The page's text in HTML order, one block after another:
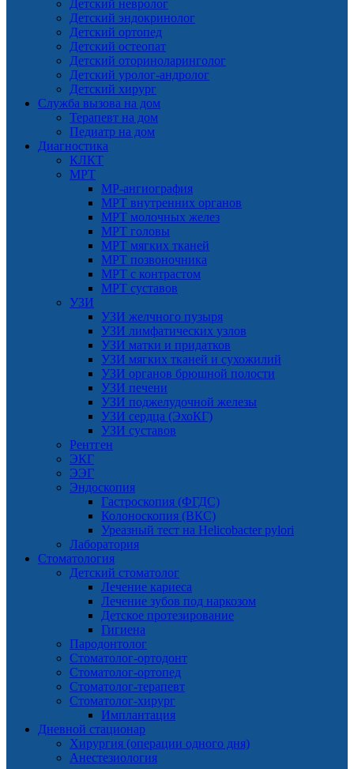
Детский невролог
Детский эндокринолог
Детский ортопед
Детский остеопат
Детский оториноларинголог
Детский уролог-андролог
Детский хирург
Служба вызова на дом
Терапевт на дом
Педиатр на дом
Диагностика
КЛКТ
МРТ
МР-ангиография
МРТ внутренних органов
МРТ молочных желез
МРТ головы
МРТ мягких тканей
МРТ позвоночника
МРТ с контрастом
МРТ суставов
УЗИ
УЗИ желчного пузыря
УЗИ лимфатических узлов
УЗИ матки и придатков
УЗИ мягких тканей и сухожилий
УЗИ органов брюшной полости
УЗИ печени
УЗИ поджелудочной железы
УЗИ сердца (ЭхоКГ)
УЗИ суставов
Рентген
ЭКГ
ЭЭГ
Эндоскопия
Гастроскопия (ФГДС)
Колоноскопия (ВКС)
Уреазный тест на Helicobacter pylori
Лаборатория
Стоматология
Детский стоматолог
Лечение кариеса
Лечение зубов под наркозом
Детское протезирование
Гигиена
Пародонтолог
Стоматолог-ортодонт
Стоматолог-ортопед
Стоматолог-терапевт
Стоматолог-хирург
Имплантация
Дневной стационар
Хирургия (операции одного дня)
Анестезиология